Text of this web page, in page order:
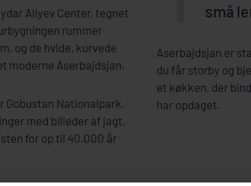
Aliyev Center, tegnet
rummer
og de hvide, kurvede
moderne Aserbajdsjan.
Gobustan Nationalpark.
med billeder af jagt,
for op til 40.000 år
små
Aserbajdsjan er
du får storby og
et køkken, der
har opdaget.